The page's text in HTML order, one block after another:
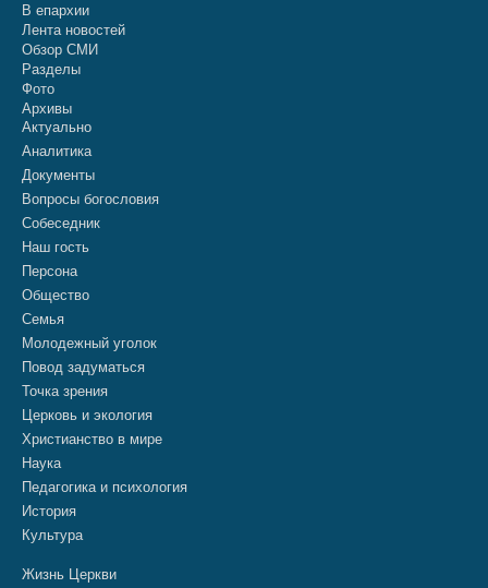
В епархии
Лента новостей
Обзор СМИ
Разделы
Фото
Архивы
Актуально
Аналитика
Документы
Вопросы богословия
Собеседник
Наш гость
Персона
Общество
Семья
Молодежный уголок
Повод задуматься
Точка зрения
Церковь и экология
Христианство в мире
Наука
Педагогика и психология
История
Культура
Жизнь Церкви